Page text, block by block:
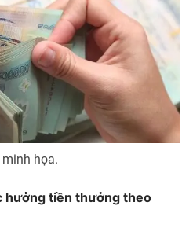
họa.
hưởng tiền thưởng theo